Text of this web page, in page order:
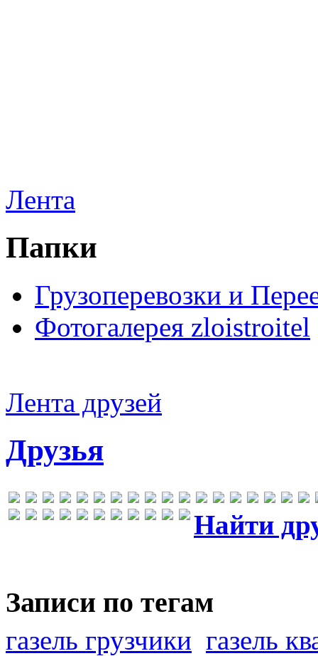
Лента
Папки
Грузоперевозки и
Фотогалерея zloistroitel
Лента друзей
Друзья
Найти
Записи по тегам
газель грузчики газель